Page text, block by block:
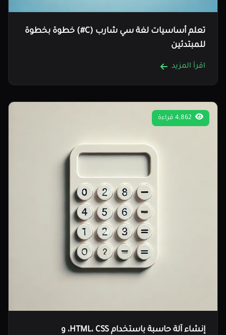
تعلم أساسيات لغة سي شارب (C#) خطوة بخطوة
للمبتدئين
اقرأ المزيد
إنشاء آلة حاسبة باستخدام HTML، CSS، و